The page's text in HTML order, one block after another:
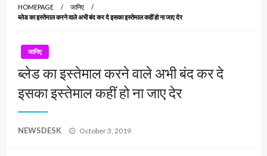
HOMEPAGE
जानिए
ब्लेड का इस्तेमाल करने वाले अभी बंद कर दे इसका इस्तेमाल कहीं हो ना जाए देर
जानिए
ब्लेड का इस्तेमाल करने वाले अभी बंद कर दे
इसका इस्तेमाल कहीं हो ना जाए देर
NEWSDESK
Posted
October 3, 2019